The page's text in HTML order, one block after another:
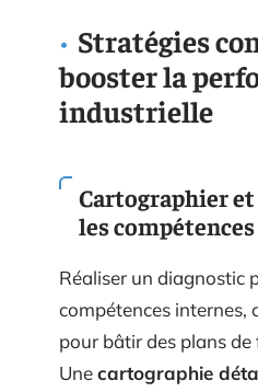
Stratégies
booster la
industrielle
Cartographier
les compétences
Réaliser un diagnostic
compétences internes,
pour bâtir des plans
Unecartographie